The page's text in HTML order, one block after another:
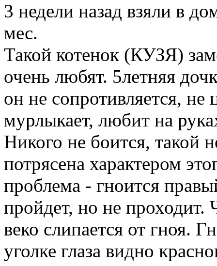
3 недели назад взяли в
мес.
Такой котенок (КУЗЯ)
очень любят. 5летняя
он не сопротивляется, не
мурлыкает, любит на
Никого не боится, такой
потрясена характером
проблема - гноится
пройдет, но не проходит.
веко слипается от гноя.
уголке глаза видно